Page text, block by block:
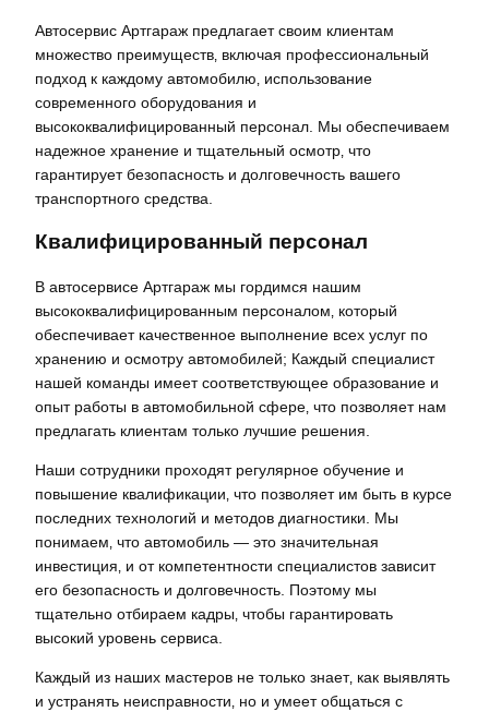
Автосервис Артгараж предлагает своим клиентам
множество преимуществ‚ включая профессиональный
подход к каждому автомобилю‚ использование
современного оборудования и
высококвалифицированный персонал. Мы обеспечиваем
надежное хранение и тщательный осмотр‚ что
гарантирует безопасность и долговечность вашего
транспортного средства.
Квалифицированный персонал
В автосервисе Артгараж мы гордимся нашим
высококвалифицированным персоналом‚ который
обеспечивает качественное выполнение всех услуг по
хранению и осмотру автомобилей; Каждый специалист
нашей команды имеет соответствующее образование и
опыт работы в автомобильной сфере‚ что позволяет нам
предлагать клиентам только лучшие решения.
Наши сотрудники проходят регулярное обучение и
повышение квалификации‚ что позволяет им быть в курсе
последних технологий и методов диагностики. Мы
понимаем‚ что автомобиль — это значительная
инвестиция‚ и от компетентности специалистов зависит
его безопасность и долговечность. Поэтому мы
тщательно отбираем кадры‚ чтобы гарантировать
высокий уровень сервиса.
Каждый из наших мастеров не только знает‚ как выявлять
и устранять неисправности‚ но и умеет общаться с